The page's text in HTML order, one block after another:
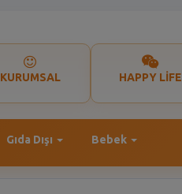
KURUMSAL HAPPY LİFE
Gıda Dışı Bebek